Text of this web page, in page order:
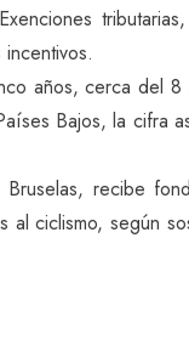
años, cerca del
Bajos, la cifra
recibe
al ciclismo, según